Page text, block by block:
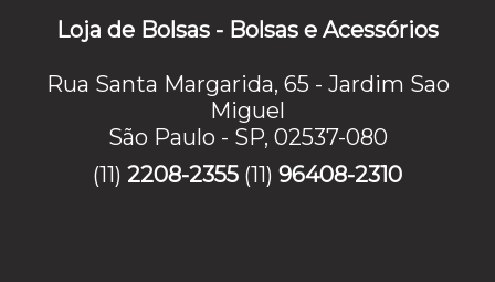
Loja de Bolsas - Bolsas e Acessórios
Rua Santa Margarida, 65 - Jardim Sao
Miguel
São Paulo - SP, 02537-080
(11) 2208-2355 (11) 96408-2310